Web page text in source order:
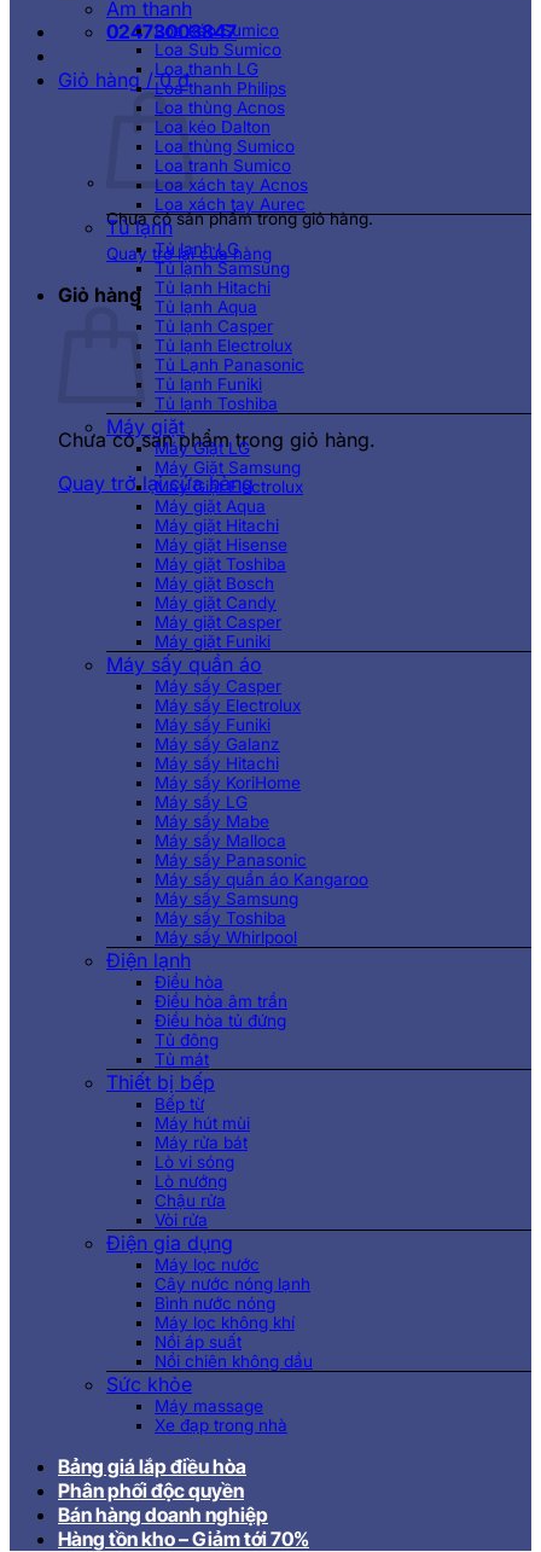
02473003847
Giỏ hàng /0₫
Chưa có sản phẩm trong giỏ hàng.
Quay trở lại cửa hàng
Giỏ hàng
Chưa có sản phẩm trong giỏ hàng.
Quay trở lại cửa hàng
Âm thanh
Loa kéo Sumico
Loa Sub Sumico
Loa thanh LG
Loa thanh Philips
Loa thùng Acnos
Loa kéo Dalton
Loa thùng Sumico
Loa tranh Sumico
Loa xách tay Acnos
Loa xách tay Aurec
Tủ lạnh
Tủ lạnh LG
Tủ lạnh Samsung
Tủ lạnh Hitachi
Tủ lạnh Aqua
Tủ lạnh Casper
Tủ lạnh Electrolux
Tủ Lạnh Panasonic
Tủ lạnh Funiki
Tủ lạnh Toshiba
Máy giặt
Máy Giặt LG
Máy Giặt Samsung
Máy Giặt Electrolux
Máy giặt Aqua
Máy giặt Hitachi
Máy giặt Hisense
Máy giặt Toshiba
Máy giặt Bosch
Máy giặt Candy
Máy giặt Casper
Máy giặt Funiki
Máy sấy quần áo
Máy sấy Casper
Máy sấy Electrolux
Máy sấy Funiki
Máy sấy Galanz
Máy sấy Hitachi
Máy sấy KoriHome
Máy sấy LG
Máy sấy Mabe
Máy sấy Malloca
Máy sấy Panasonic
Máy sấy quần áo Kangaroo
Máy sấy Samsung
Máy sấy Toshiba
Máy sấy Whirlpool
Điện lạnh
Điều hòa
Điều hòa âm trần
Điều hòa tủ đứng
Tủ đông
Tủ mát
Thiết bị bếp
Bếp từ
Máy hút mùi
Máy rửa bát
Lò vi sóng
Lò nướng
Chậu rửa
Vòi rửa
Điện gia dụng
Máy lọc nước
Cây nước nóng lạnh
Bình nước nóng
Máy lọc không khí
Nồi áp suất
Nồi chiên không dầu
Sức khỏe
Máy massage
Xe đạp trong nhà
Bảng giá lắp điều hòa
Phân phối độc quyền
Bán hàng doanh nghiệp
Hàng tồn kho – Giảm tới 70%